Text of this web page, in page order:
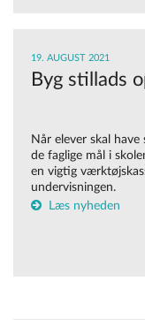
19. AUGUST 2021
Byg stillads
Når elever skal
de faglige mål i
en vigtig
undervisningen.
Læs nyheden